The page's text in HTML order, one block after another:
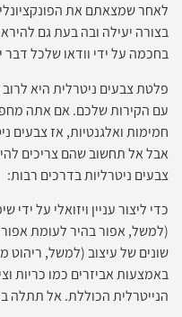
לאחר שמצאתם את
בצורה יעילה ובה בעת גם
בחכמה על ידי וודאו שלכל
פלטת צבעים ניטרלית היא
עם הקירות שלכם. אם אתה
חמימות ואלגנטיות, אז צבעים
אבל אל תחשוב שהם צריכים
צבעים ניטרליות בדרכים רבות:
כדי ליצור עניין ויזואלי על
(למשל, אפור בהיר לעומת אפור
שונים של עיצוב (למשל, ריהוט
באמצעות אביזרים כמו כריות
הנייטרלית הכוללת. אל תתלה